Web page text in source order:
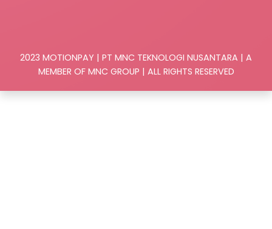
2023 MOTIONPAY | PT MNC TEKNOLOGI NUSANTARA | A
MEMBER OF MNC GROUP | ALL RIGHTS RESERVED